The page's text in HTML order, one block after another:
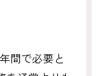
間で必要と